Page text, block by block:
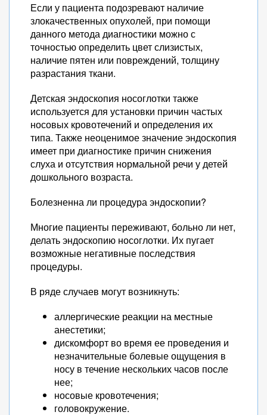
Если у пациента подозревают наличие
злокачественных опухолей, при помощи
данного метода диагностики можно с
точностью определить цвет слизистых,
наличие пятен или повреждений, толщину
разрастания ткани.
Детская эндоскопия носоглотки также
используется для установки причин частых
носовых кровотечений и определения их
типа. Также неоценимое значение эндоскопия
имеет при диагностике причин снижения
слуха и отсутствия нормальной речи у детей
дошкольного возраста.
Болезненна ли процедура эндоскопии?
Многие пациенты переживают, больно ли нет,
делать эндоскопию носоглотки. Их пугает
возможные негативные последствия
процедуры.
В ряде случаев могут возникнуть:
аллергические реакции на местные
анестетики;
дискомфорт во время ее проведения и
незначительные болевые ощущения в
носу в течение нескольких часов после
нее;
носовые кровотечения;
головокружение.